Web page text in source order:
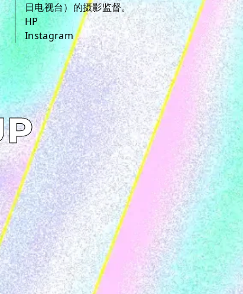
日电视台）的摄影监督。
HP
Instagram